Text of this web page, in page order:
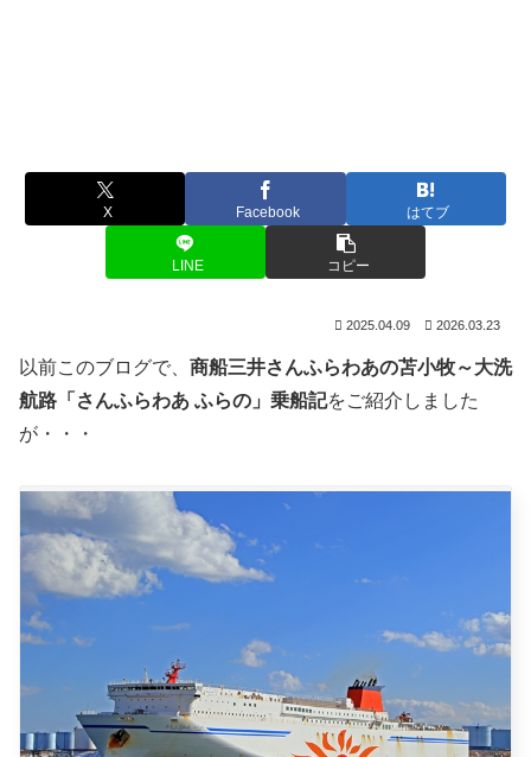
X Facebook はてブ
LINE コピー
2025.04.09 2026.03.23
以前このブログで、 商船三井さんふらわあの苫小牧～大洗
航路「さんふらわあ ふらの」乗船記をご紹介しました
が・・・